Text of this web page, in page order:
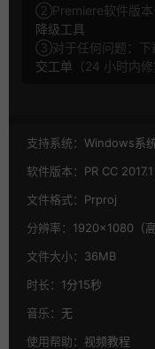
②Premiere软件版本
降级工具
③对于任何问题：下
交工单 （24 小时内修
支持系统： Windows系
软件版本： PR CC
文件格式： Prproj
分辨率： 1920×1080（高
文件大小： 36MB
时长： 1分15秒
音乐： 无
使用帮助： 视频教程